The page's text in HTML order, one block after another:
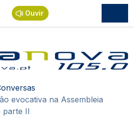
principal
Ouvir
evocativa na Assembleia
parte II